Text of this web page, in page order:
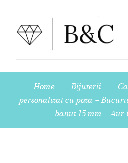
Home — Bijuterii —
personalizat cu poza –
banut 15 mm – Aur